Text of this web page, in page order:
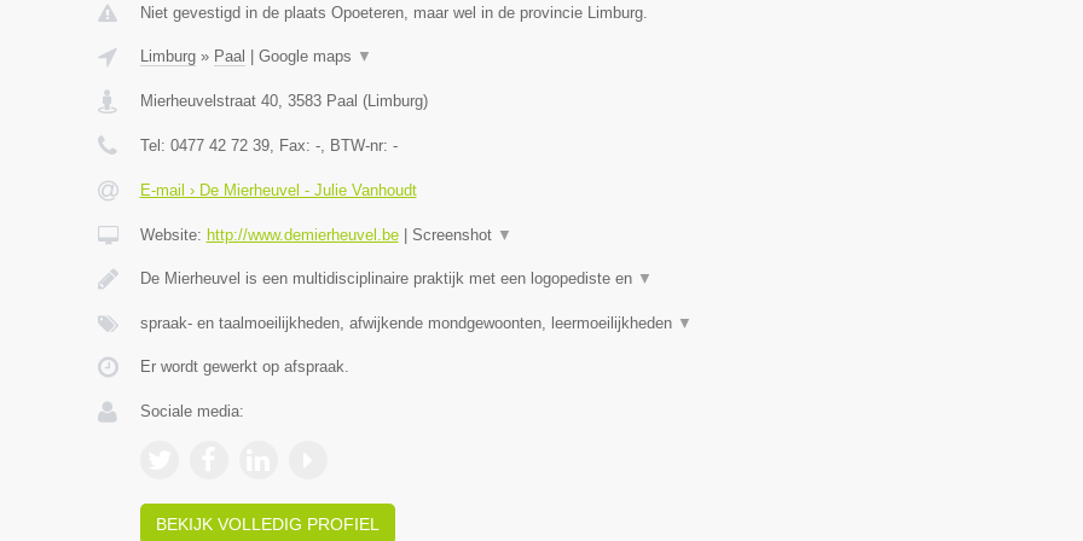
Niet gevestigd in de plaats Opoeteren, maar wel in de provincie Limburg.
Limburg» Paal Google maps ▼
Mierheuvelstraat 40, 3583 Paal (Limburg)
Tel: 0477 42 72 39, Fax: -, BTW-nr: -
E-mail › De Mierheuvel - Julie Vanhoudt
Website: http://www.demierheuvel.be| Screenshot ▼
De Mierheuvel is een multidisciplinaire praktijk met een logopediste en ▼
spraak- en taalmoeilijkheden, afwijkende mondgewoonten, leermoeilijkheden ▼
Er wordt gewerkt op afspraak.
Sociale media:
BEKIJK VOLLEDIG PROFIEL